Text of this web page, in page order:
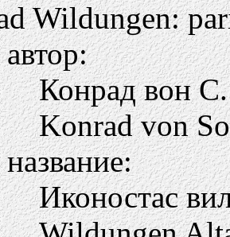
Wildungen:
автор:
Конрад вон
Konrad von
название:
Иконостас